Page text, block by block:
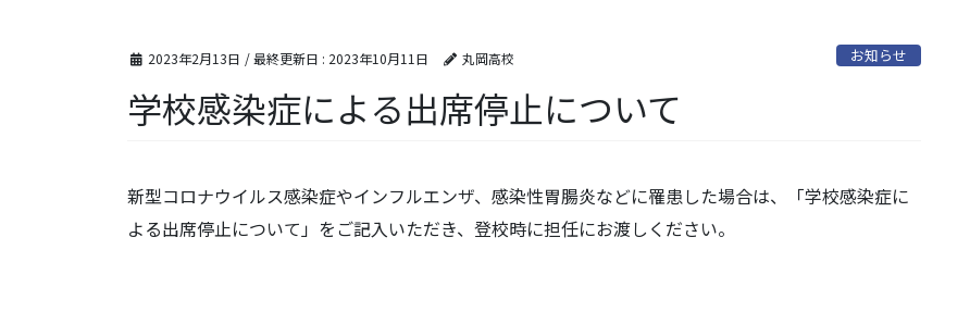
2023年2月13日 / 最終更新日 : 2023年10月11日 丸岡高校 お知らせ
学校感染症による出席停止について
新型コロナウイルス感染症やインフルエンザ、感染性胃腸炎などに罹患した場合は、「学校感染症に
よる出席停止について」をご記入いただき、登校時に担任にお渡しください。